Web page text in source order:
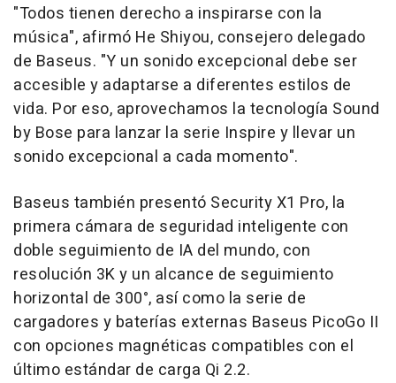
"Todos tienen derecho a inspirarse con la
música", afirmó He Shiyou, consejero delegado
de Baseus. "Y un sonido excepcional debe ser
accesible y adaptarse a diferentes estilos de
vida. Por eso, aprovechamos la tecnología Sound
by Bose para lanzar la serie Inspire y llevar un
sonido excepcional a cada momento".
Baseus también presentó Security X1 Pro, la
primera cámara de seguridad inteligente con
doble seguimiento de IA del mundo, con
resolución 3Ky un alcance de seguimiento
horizontal de 300°, así como la serie de
cargadores y baterías externas Baseus PicoGo II
con opciones magnéticas compatibles con el
último estándar de carga Qi 2.2.